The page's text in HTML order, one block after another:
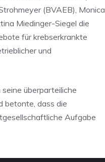
(BVAEB), Monica
Miedinger-Siegel die
für krebserkrankte
und
überparteiliche
betonte, dass die
Aufgabe